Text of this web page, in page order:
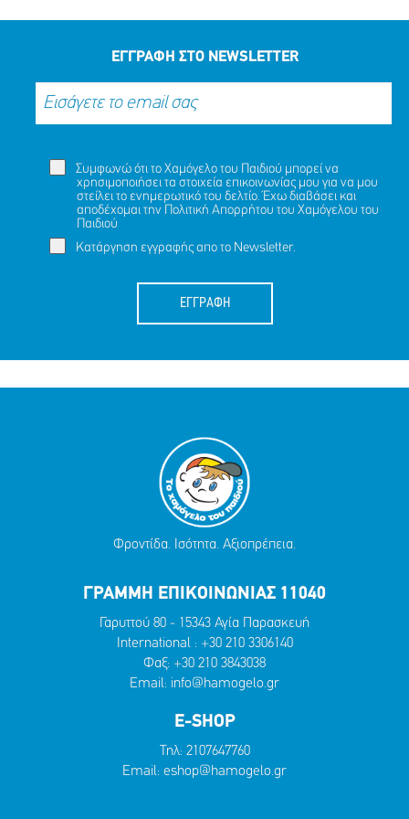
ΕΓΓΡΑΦΗ ΣΤΟ NEWSLETTER
Συμφωνώ ότι το Χαμόγελο του Παιδιού μπορεί να
χρησιμοποιήσει τα στοιχεία επικοινωνίας μου για να μου
στείλει το ενημερωτικό του δελτίο. Έχω διαβάσει και
αποδέχομαι την Πολιτική Απορρήτου του Χαμόγελου του
Παιδιού
Κατάργηση εγγραφής απο το Newsletter.
ΕΓΓΡΑΦΗ
Φροντίδα. Ισότητα. Αξιοπρέπεια.
ΓΡΑΜΜΗ ΕΠΙΚΟΙΝΩΝΙΑΣ 11040
Γαρυττού 80 - 15343 Αγία Παρασκευή
International : +30 210 3306140
Φαξ: +30 210 3843038
Email: info@hamogelo.gr
E-SHOP
Τηλ: 2107647760
Email: eshop@hamogelo.gr